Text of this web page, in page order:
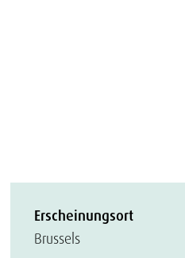
Erscheinungsort
Brussels